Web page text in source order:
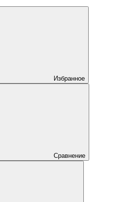
Избранное
Сравнение